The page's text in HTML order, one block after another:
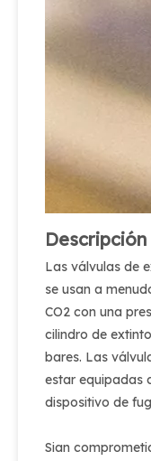
Las válvulas de
se usan a
CO2 con una
cilindro de
bares. Las
estar equipadas
dispositivo de
Sian